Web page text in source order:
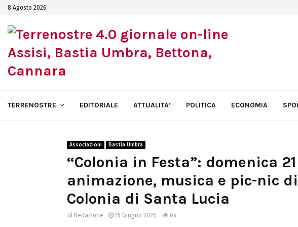
8 Agosto 2026
TERRENOSTRE EDITORIALE ATTUALITA’ POLITICA ECONOMIA
Associazioni Bastia Umbra
“Colonia in Festa”: domenica
animazione, musica e pic-nic
Colonia di Santa Lucia
di Redazione 15 Giugno 2026 64